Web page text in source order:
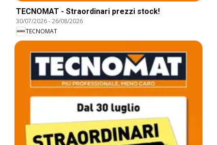
TECNOMAT - Straordinari prezzi stock!
30/07/2026-26/08/2026
TECNOMAT